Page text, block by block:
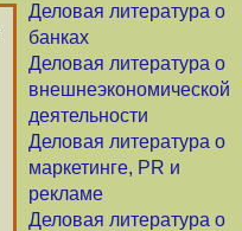
Деловая литература о
банках
Деловая литература о
внешнеэкономической
деятельности
Деловая литература о
маркетинге, PR и
рекламе
Деловая литература о